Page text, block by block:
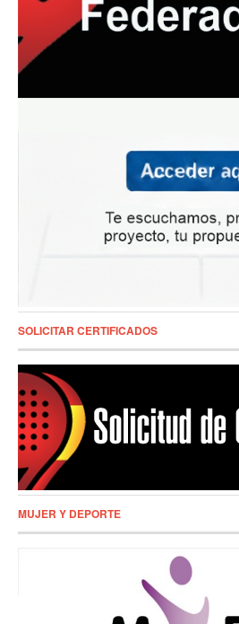
SOLICITAR CERTIFICADOS
MUJER Y DEPORTE